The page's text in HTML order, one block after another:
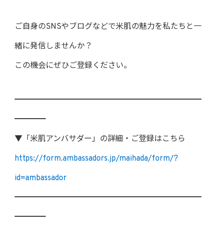
ご自身のSNSやブログなどで米肌の魅力を私たちと一
緒に発信しませんか？
この機会にぜひご登録ください。
━━━━━━━━━━━━━━━━━━━━━━━━
━━━━
▼「米肌アンバサダー」の詳細・ご登録はこちら
https://form.ambassadors.jp/maihada/form/?
id=ambassador
━━━━━━━━━━━━━━━━━━━━━━━━
━━━━